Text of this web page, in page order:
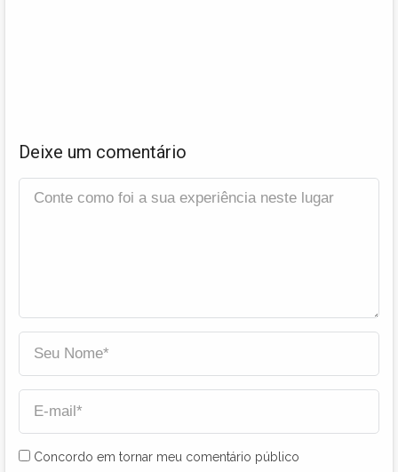
Deixe um comentário
Concordo em tornar meu comentário público